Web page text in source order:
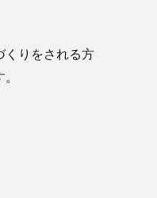
くりをされる方